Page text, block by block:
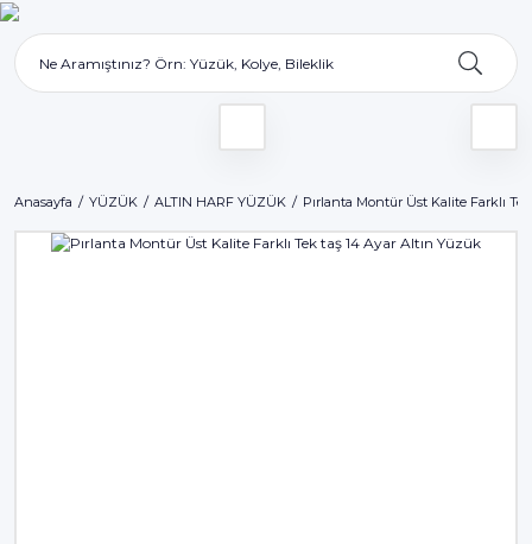
Anasayfa YÜZÜK ALTIN HARF YÜZÜK Pırlanta Montür Üst Kalite Farklı